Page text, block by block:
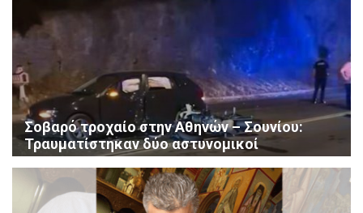
Σοβαρό τροχαίο στην Αθηνών – Σουνίου:
Τραυματίστηκαν δύο αστυνομικοί